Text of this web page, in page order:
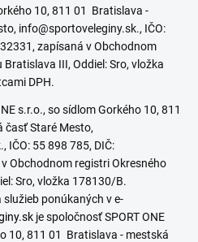
10, 811 01 Bratislava -
info@sportoveleginy.sk., IČO:
zapísaná v Obchodnom
III, Oddiel: Sro, vložka
DPH.
s.r.o., so sídlom Gorkého 10, 811
časť Staré Mesto,
IČO: 55 898 785, DIČ:
Obchodnom registri Okresného
Sro, vložka 178130/B.
ponúkaných v e-
je spoločnosť SPORT ONE
10, 811 01 Bratislava - mestská